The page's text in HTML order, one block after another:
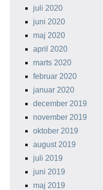
juli 2020
juni 2020
maj 2020
april 2020
marts 2020
februar 2020
januar 2020
december 2019
november 2019
oktober 2019
august 2019
juli 2019
juni 2019
maj 2019